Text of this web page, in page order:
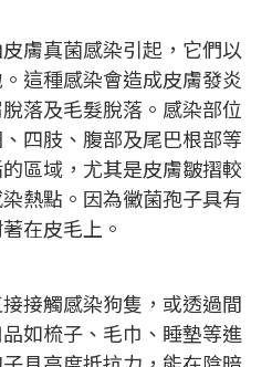
膚真菌感染引起，它們以
這種感染會造成皮膚發炎
落及毛髮脫落。感染部位
四肢、腹部及尾巴根部等
區域，尤其是皮膚皺摺較
熱點。因為黴菌孢子具有
在皮毛上。
接觸感染狗隻，或透過間
如梳子、毛巾、睡墊等進